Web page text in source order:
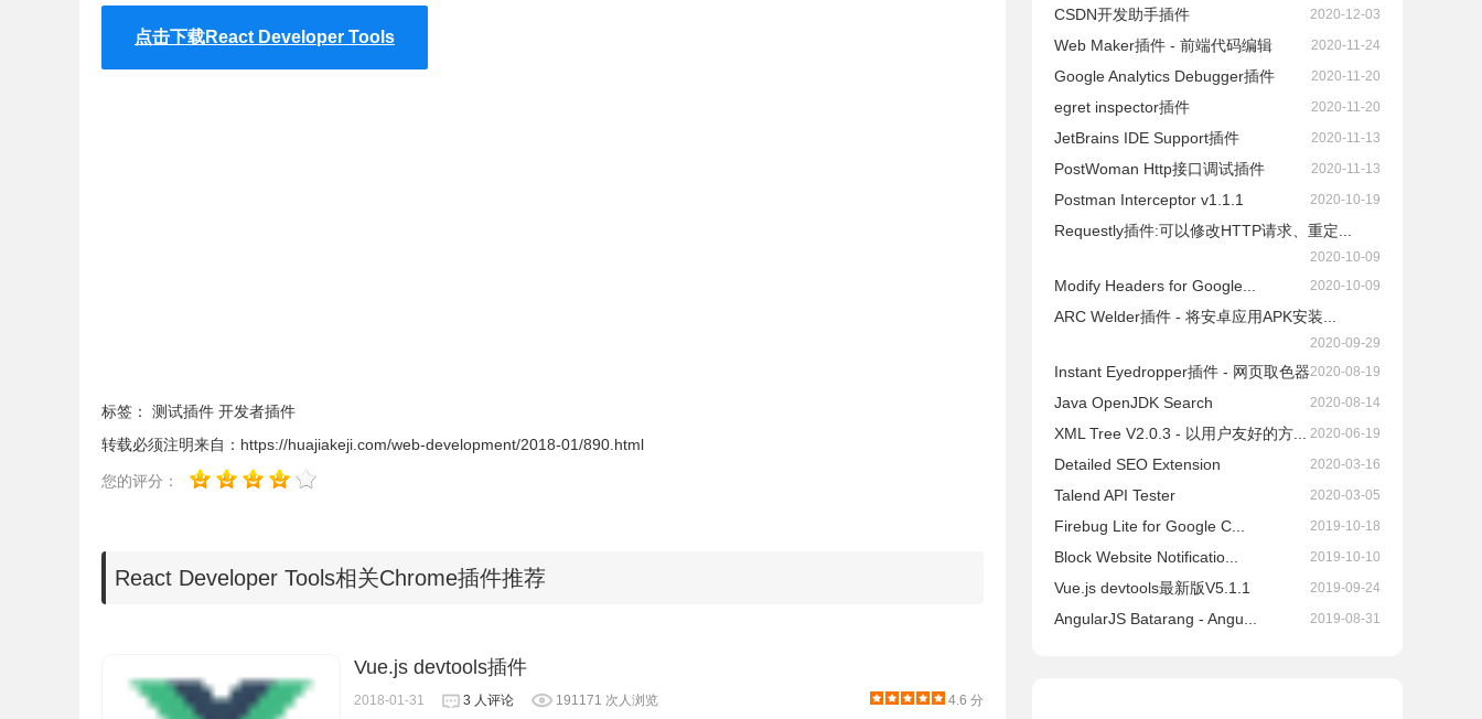
webpack-dev-server --inline。
点击下载React Developer Tools
标签： 测试插件 开发者插件
转载必须注明来自： https://huajiakeji.com/web-development/2018-01/890.html
您的评分：
React Developer Tools相关Chrome插件推荐
Vue.js devtools插件
2018-01-31 3 人评论 191171 次人浏览 4.6 分
CSDN开发助手插件 2020-12-03
Web Maker插件 - 前端代码编辑 2020-11-24
Google Analytics Debugger插件 2020-11-20
egret inspector插件 2020-11-20
JetBrains IDE Support插件 2020-11-13
PostWoman Http接口调试插件 2020-11-13
Postman Interceptor v1.1.1 2020-10-19
Requestly插件:可以修改HTTP请求、重定...
2020-10-09
Modify Headers for Google... 2020-10-09
ARC Welder插件 - 将安卓应用APK安装...
2020-09-29
Instant Eyedropper插件 - 网页取色器2020-08-19
Java OpenJDK Search 2020-08-14
XML Tree V2.0.3 - 以用户友好的方... 2020-06-19
Detailed SEO Extension 2020-03-16
Talend API Tester 2020-03-05
Firebug Lite for Google C... 2019-10-18
Block Website Notificatio... 2019-10-10
Vue.js devtools最新版V5.1.1 2019-09-24
AngularJS Batarang - Angu... 2019-08-31